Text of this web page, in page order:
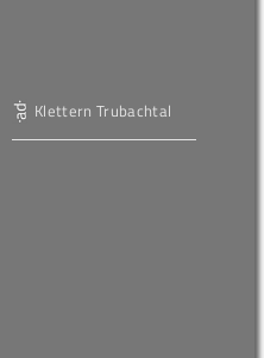
Klettern Trubachtal